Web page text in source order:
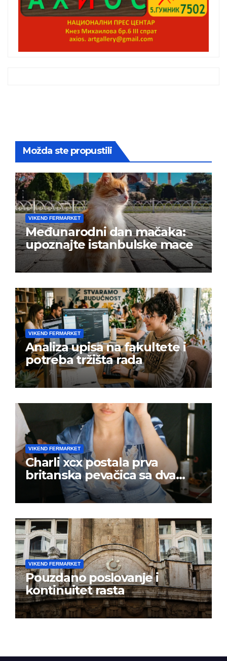
Možda ste propustili
VIKEND FERMARKET
Međunarodni dan mačaka:
upoznajte istanbulske mace
VIKEND FERMARKET
Analiza upisa na fakultete i
potreba tržišta rada
VIKEND FERMARKET
Charli xcx postala prva
britanska pevačica sa dva
albuma na prvom mestu u
istoj kalendarskoj godini
VIKEND FERMARKET
Pouzdano poslovanje i
kontinuitet rasta